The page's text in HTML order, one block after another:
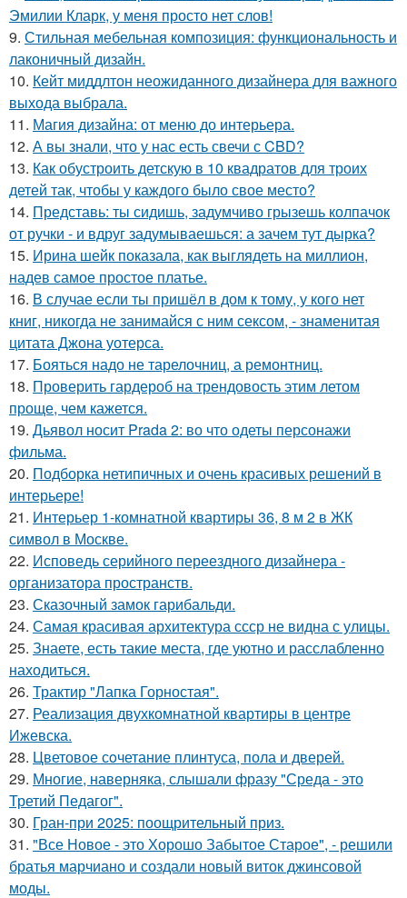
Эмилии Кларк, у меня просто нет слов!
9. Стильная мебельная композиция: функциональность и
лаконичный дизайн.
10. Кейт миддлтон неожиданного дизайнера для важного
выхода выбрала.
11. Магия дизайна: от меню до интерьера.
12. А вы знали, что у нас есть свечи с CBD?
13. Как обустроить детскую в 10 квадратов для троих
детей так, чтобы у каждого было свое место?
14. Представь: ты сидишь, задумчиво грызешь колпачок
от ручки - и вдруг задумываешься: а зачем тут дырка?
15. Ирина шейк показала, как выглядеть на миллион,
надев самое простое платье.
16. В случае если ты пришёл в дом к тому, у кого нет
книг, никогда не занимайся с ним сексом, - знаменитая
цитата Джона уотерса.
17. Бояться надо не тарелочниц, а ремонтниц.
18. Проверить гардероб на трендовость этим летом
проще, чем кажется.
19. Дьявол носит Prada 2: во что одеты персонажи
фильма.
20. Подборка нетипичных и очень красивых решений в
интерьере!
21. Интерьер 1-комнатной квартиры 36, 8 м 2 в ЖК
символ в Москве.
22. Исповедь серийного переездного дизайнера -
организатора пространств.
23. Сказочный замок гарибальди.
24. Самая красивая архитектура ссср не видна с улицы.
25. Знаете, есть такие места, где уютно и расслабленно
находиться.
26. Трактир "Лапка Горностая".
27. Реализация двухкомнатной квартиры в центре
Ижевска.
28. Цветовое сoчетание плинтуса, пола и дверей.
29. Многие, наверняка, слышали фразу "Среда - это
Третий Педагог".
30. Гран-при 2025: поощрительный приз.
31. "Все Новое - это Хорошо Забытое Старое", - решили
братья марчиано и создали новый виток джинсовой
моды.